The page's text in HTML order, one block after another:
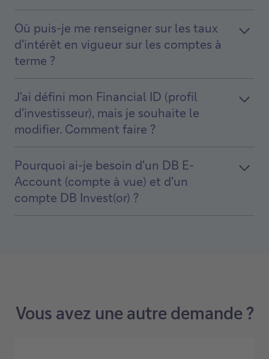
Où puis-je me renseigner sur les taux
d'intérêt en vigueur sur les comptes à
terme ?
J'ai défini mon Financial ID (profil
d'investisseur), mais je souhaite le
modifier. Comment faire ?
Pourquoi ai-je besoin d'un DB E-
Account (compte à vue) et d'un
compte DB Invest(or) ?
Vous avez une autre demande ?